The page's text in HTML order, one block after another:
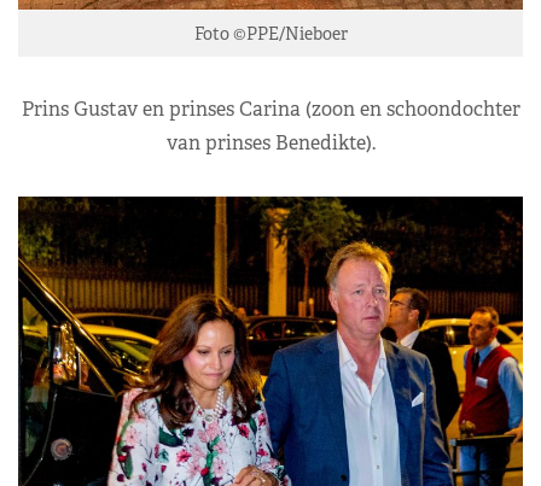
Foto ©PPE/Nieboer
Prins Gustav en prinses Carina (zoon en schoondochter
van prinses Benedikte).